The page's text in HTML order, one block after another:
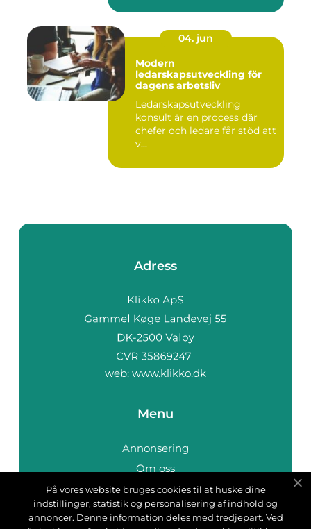
04. jun
Modern
ledarskapsutveckling för
dagens arbetsliv
Ledarskapsutveckling
konsult är en process där
chefer och ledare får stöd att
v...
Adress
web: www.klikko.dk
Menu
Annonsering
Om oss
Cookies
Kontakta oss
På vores website bruges cookies til at huske dine
indstillinger, statistik og personalisering af indhold og
annoncer. Denne information deles med tredjepart. Ved